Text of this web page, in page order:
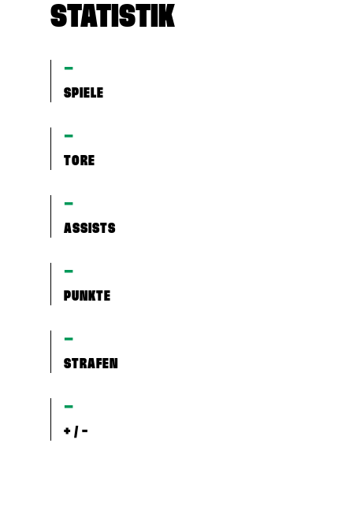
STATISTIK
–
SPIELE
–
TORE
–
ASSISTS
–
PUNKTE
–
STRAFEN
–
+ / -